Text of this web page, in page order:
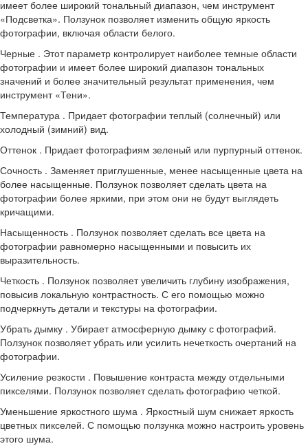
имеет более широкий тональный диапазон, чем инструмент
«Подсветка». Ползунок позволяет изменить общую яркость
фотографии, включая области белого.
Черные . Этот параметр контролирует наиболее темные области
фотографии и имеет более широкий диапазон тональных
значений и более значительный результат применения, чем
инструмент «Тени».
Температура . Придает фотографии теплый (солнечный) или
холодный (зимний) вид.
Оттенок . Придает фотографиям зеленый или пурпурный оттенок.
Сочность . Заменяет приглушенные, менее насыщенные цвета на
более насыщенные. Ползунок позволяет сделать цвета на
фотографии более яркими, при этом они не будут выглядеть
кричащими.
Насыщенность . Ползунок позволяет сделать все цвета на
фотографии равномерно насыщенными и повысить их
выразительность.
Четкость . Ползунок позволяет увеличить глубину изображения,
повысив локальную контрастность. С его помощью можно
подчеркнуть детали и текстуры на фотографии.
Убрать дымку . Убирает атмосферную дымку с фотографий.
Ползунок позволяет убрать или усилить нечеткость очертаний на
фотографии.
Усиление резкости . Повышение контраста между отдельными
пикселями. Ползунок позволяет сделать фотографию четкой.
Уменьшение яркостного шума . Яркостный шум снижает яркость
цветных пикселей. С помощью ползунка можно настроить уровень
этого шума.